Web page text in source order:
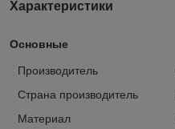
Характеристики
Основные
Производитель
Страна производитель
Материал